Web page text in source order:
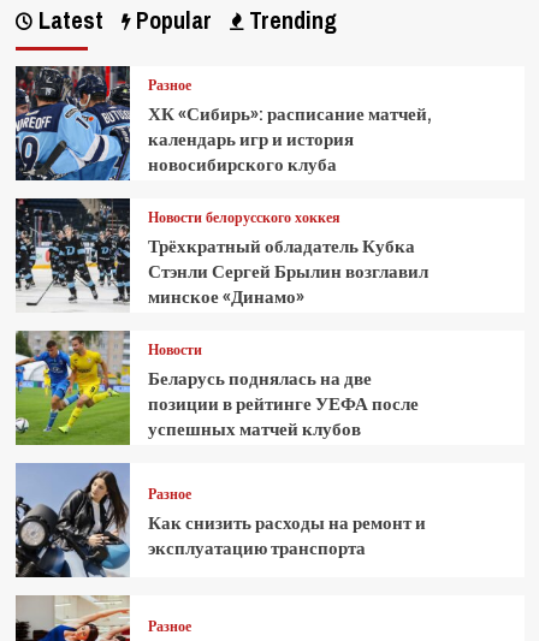
Latest Popular Trending
Разное
ХК «Сибирь»: расписание матчей,
календарь игр и история
новосибирского клуба
Новости белорусского хоккея
Трёхкратный обладатель Кубка
Стэнли Сергей Брылин возглавил
минское «Динамо»
Новости
Беларусь поднялась на две
позиции в рейтинге УЕФА после
успешных матчей клубов
Разное
Как снизить расходы на ремонт и
эксплуатацию транспорта
Разное